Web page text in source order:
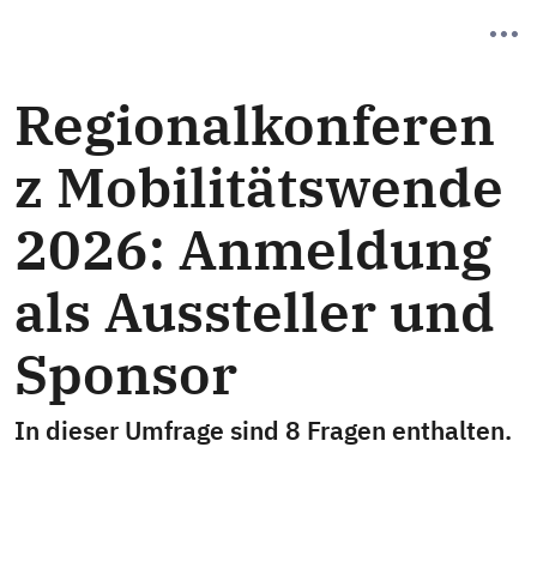
Regionalkonferen
z Mobilitätswende
2026: Anmeldung
als Aussteller und
Sponsor
In dieser Umfrage sind 8 Fragen enthalten.